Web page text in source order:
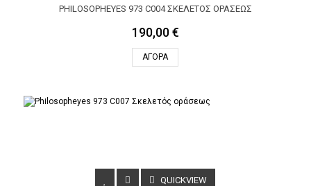
PHILOSOPHEYES 973 C004 ΣΚΕΛΕΤΌΣ ΟΡΆΣΕΩΣ
190,00 €
ΑΓΟΡΆ
QUICKVIEW